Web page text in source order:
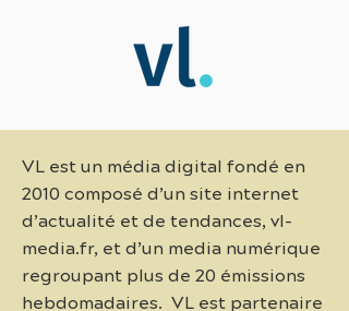
VL est un média digital fondé en
2010 composé d’un site internet
d’actualité et de tendances, vl-
media.fr, et d’un media numérique
regroupant plus de 20 émissions
hebdomadaires. VL est partenaire